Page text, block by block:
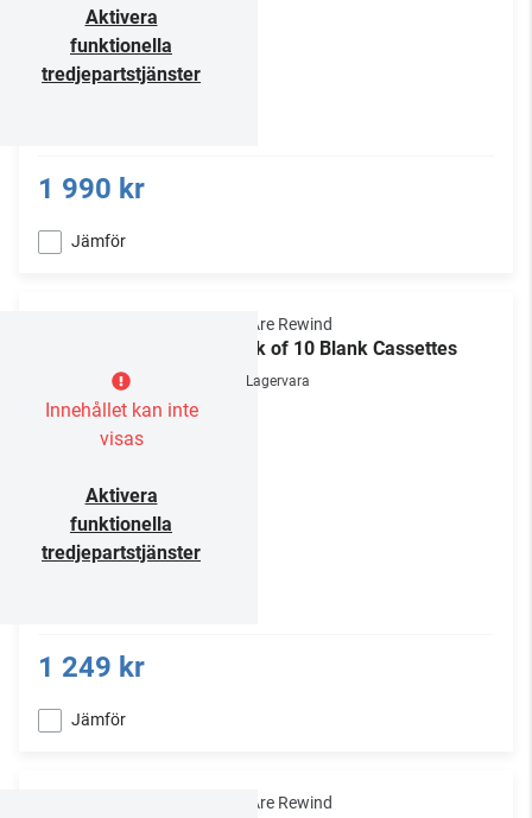
Aktivera
funktionella
tredjepartstjänster
1 990 kr
Jämför
Innehållet kan inte
visas
Aktivera
funktionella
tredjepartstjänster
We Are Rewind
Pack of 10 Blank Cassettes
Lagervara
1 249 kr
Jämför
We Are Rewind